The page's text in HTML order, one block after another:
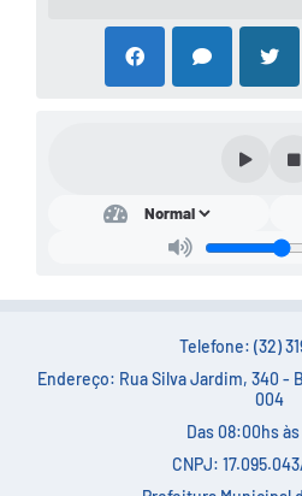
Telefone: (32)
Endereço: Rua Silva Jardim, 340 -
004
Das 08:00hs
CNPJ: